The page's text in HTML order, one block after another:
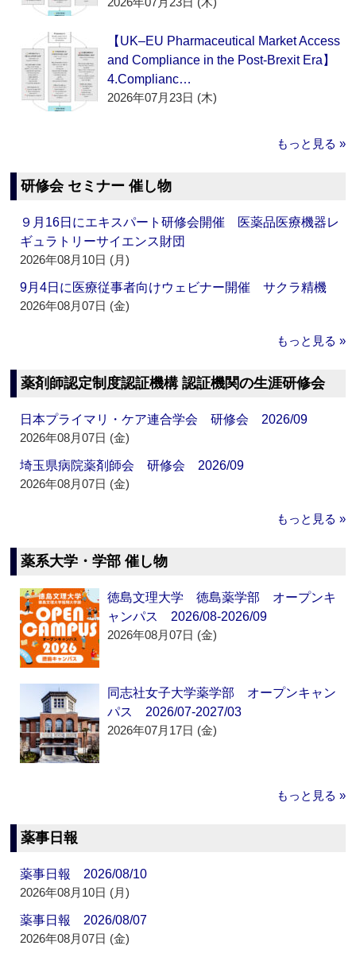
【UK–EU Pharmaceutical Market Access
and Compliance in the Post-Brexit Era】
4.Complianc…
2026年07月23日 (木)
もっと見る »
研修会 セミナー 催し物
９月16日にエキスパート研修会開催 医薬品医療機器レ
ギュラトリーサイエンス財団
2026年08月10日 (月)
9月4日に医療従事者向けウェビナー開催 サクラ精機
2026年08月07日 (金)
もっと見る »
薬剤師認定制度認証機構 認証機関の生涯研修会
日本プライマリ・ケア連合学会 研修会 2026/09
2026年08月07日 (金)
埼玉県病院薬剤師会 研修会 2026/09
2026年08月07日 (金)
もっと見る »
薬系大学・学部 催し物
徳島文理大学 徳島薬学部 オープンキ
ャンパス 2026/08-2026/09
2026年08月07日 (金)
同志社女子大学薬学部 オープンキャン
パス 2026/07-2027/03
2026年07月17日 (金)
もっと見る »
薬事日報
薬事日報 2026/08/10
2026年08月10日 (月)
薬事日報 2026/08/07
2026年08月07日 (金)